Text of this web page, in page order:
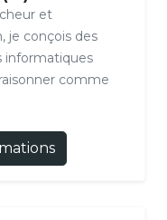
et
je conçois des
informatiques
comme